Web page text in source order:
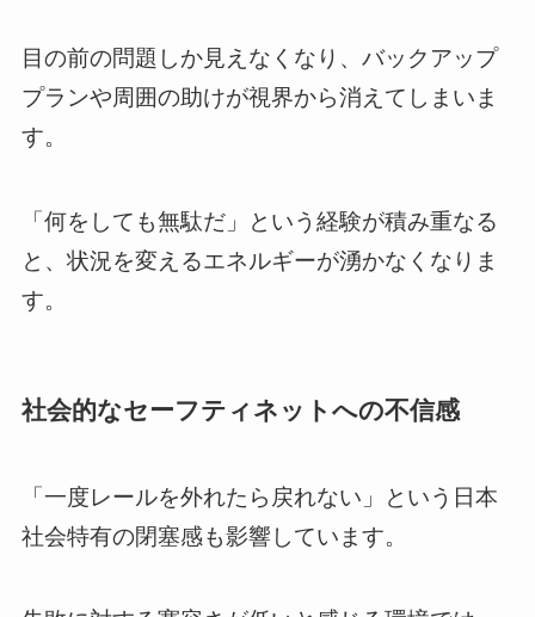
目の前の問題しか見えなくなり、バックアップ
プランや周囲の助けが視界から消えてしまいま
す。
「何をしても無駄だ」という経験が積み重なる
と、状況を変えるエネルギーが湧かなくなりま
す。
社会的なセーフティネットへの不信感
「一度レールを外れたら戻れない」という日本
社会特有の閉塞感も影響しています。